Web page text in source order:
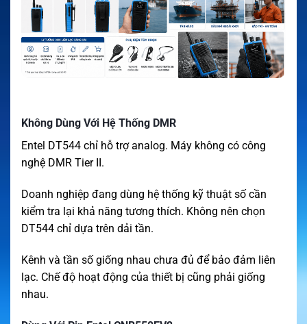
Không Dùng Với Hệ Thống DMR
Entel DT544 chỉ hỗ trợ analog. Máy không có công
nghệ DMR Tier II.
Doanh nghiệp đang dùng hệ thống kỹ thuật số cần
kiểm tra lại khả năng tương thích. Không nên chọn
DT544 chỉ dựa trên dải tần.
Kênh và tần số giống nhau chưa đủ để bảo đảm liên
lạc. Chế độ hoạt động của thiết bị cũng phải giống
nhau.